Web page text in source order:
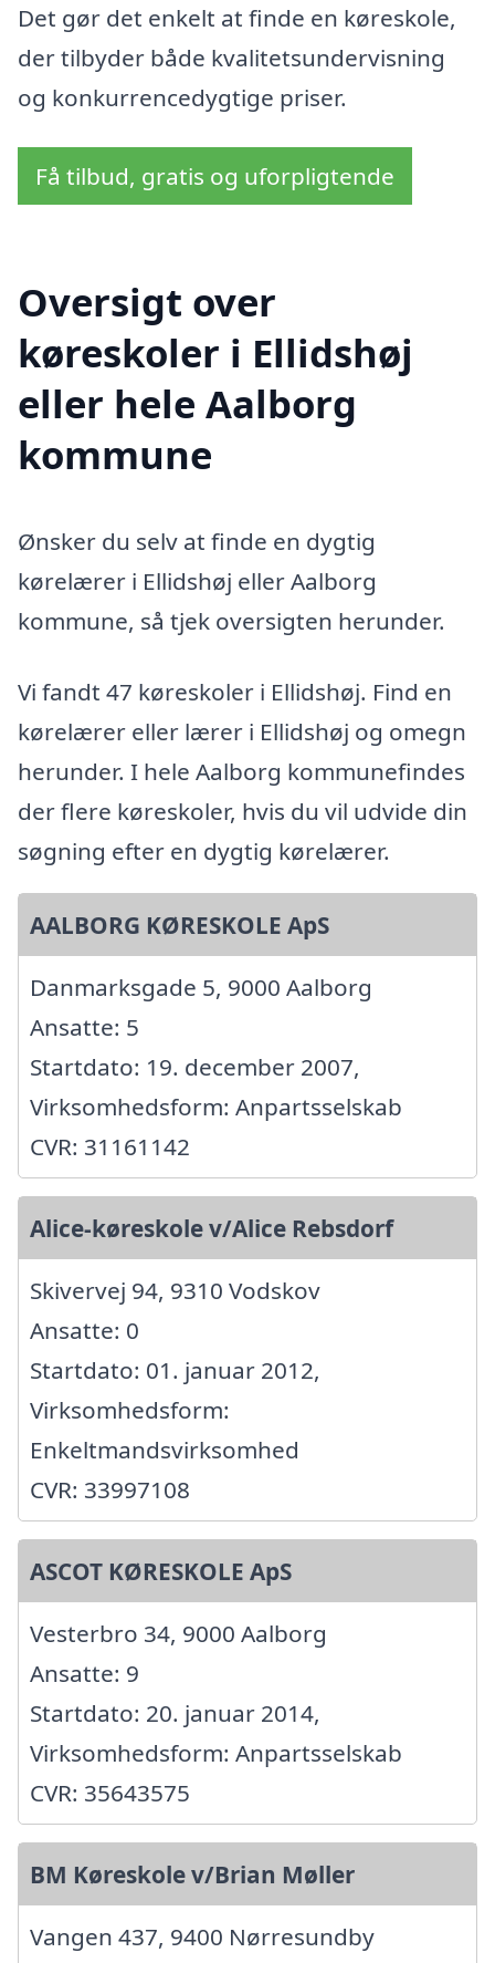
Det gør det enkelt at finde en køreskole,
der tilbyder både kvalitetsundervisning
og konkurrencedygtige priser.
Få tilbud, gratis og uforpligtende
Oversigt over
køreskoler i Ellidshøj
eller hele Aalborg
kommune
Ønsker du selv at finde en dygtig
kørelærer i Ellidshøj eller Aalborg
kommune, så tjek oversigten herunder.
Vi fandt 47 køreskoler i Ellidshøj. Find en
kørelærer eller lærer i Ellidshøj og omegn
herunder. I hele Aalborg kommunefindes
der flere køreskoler, hvis du vil udvide din
søgning efter en dygtig kørelærer.
AALBORG KØRESKOLE ApS
Danmarksgade 5, 9000 Aalborg
Ansatte: 5
Startdato: 19. december 2007,
Virksomhedsform: Anpartsselskab
CVR: 31161142
Alice-køreskole v/Alice Rebsdorf
Skivervej 94, 9310 Vodskov
Ansatte: 0
Startdato: 01. januar 2012,
Virksomhedsform:
Enkeltmandsvirksomhed
CVR: 33997108
ASCOT KØRESKOLE ApS
Vesterbro 34, 9000 Aalborg
Ansatte: 9
Startdato: 20. januar 2014,
Virksomhedsform: Anpartsselskab
CVR: 35643575
BM Køreskole v/Brian Møller
Vangen 437, 9400 Nørresundby